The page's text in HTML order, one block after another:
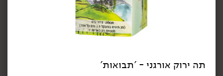
תה ירוק אורגני - 'תבואות'